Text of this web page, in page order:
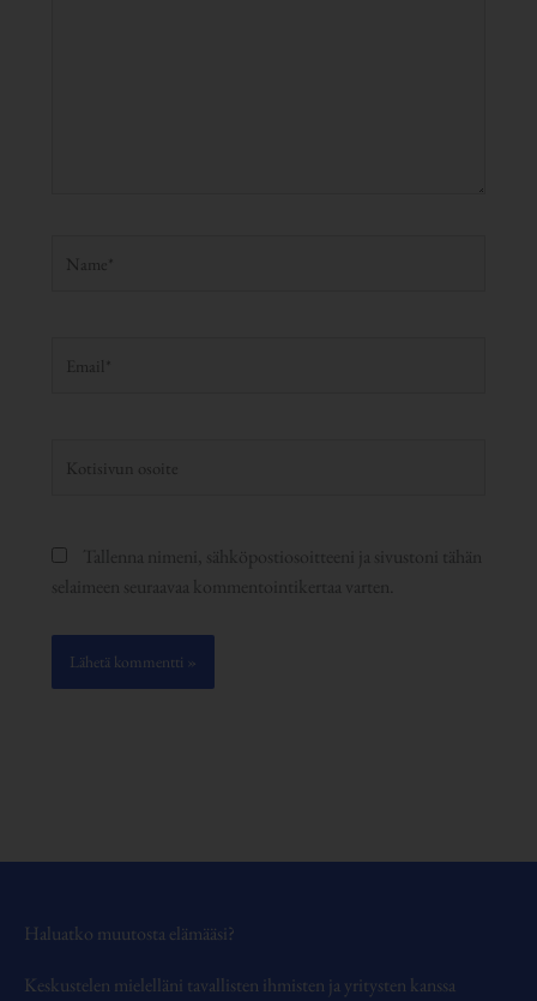
Tallenna nimeni, sähköpostiosoitteeni ja sivustoni tähän
selaimeen seuraavaa kommentointikertaa varten.
Haluatko muutosta elämääsi?
Keskustelen mielelläni tavallisten ihmisten ja yritysten kanssa